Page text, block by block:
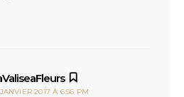
dit :
2017 À 6:56 PM